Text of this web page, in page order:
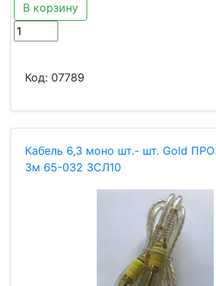
В корзину
Код: 07789
Кабель 6,3 моно шт.- шт. Gold
3м 65-032 ЗСЛ10